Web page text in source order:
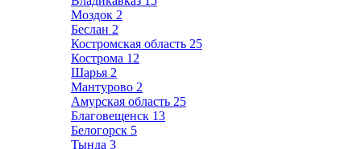
Моздок 2
Беслан 2
Костромская область 25
Кострома 12
Шарья 2
Мантурово 2
Амурская область 25
Благовещенск 13
Белогорск 5
Тында 3